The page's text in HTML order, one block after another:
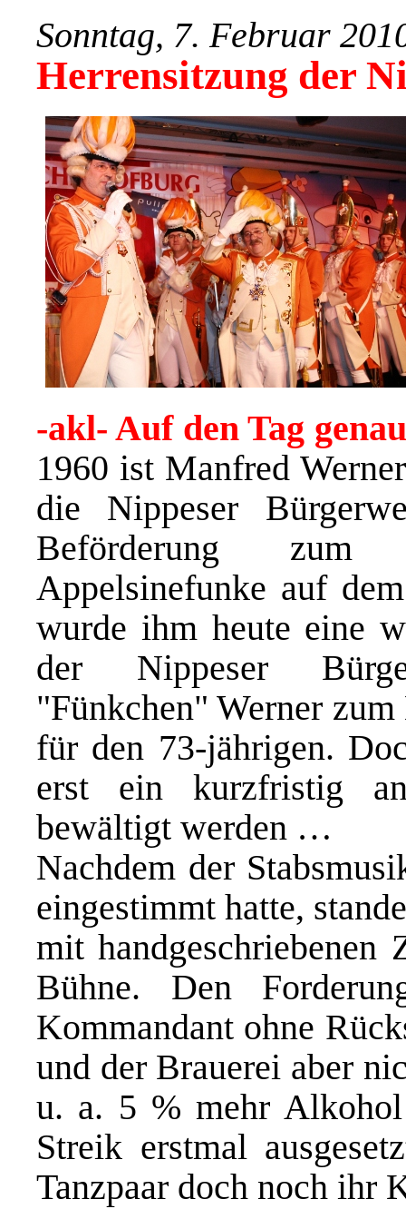
Sonntag, 7. Februar
Herrensitzung der
-akl- Auf den Tag
1960 ist Manfred
die Nippeser
Beförderung zum
Appelsinefunke auf
wurde ihm heute eine
der Nippeser
"Fünkchen" Werner
für den 73-jährigen.
erst ein kurzfristig
bewältigt werden …
Nachdem der
eingestimmt hatte,
mit
Bühne. Den
Kommandant ohne
und der Brauerei aber
u. a. 5 % mehr
Streik erstmal
Tanzpaar doch noch ihr